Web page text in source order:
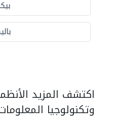
اكتشف المزيد
وتكنولوجيا